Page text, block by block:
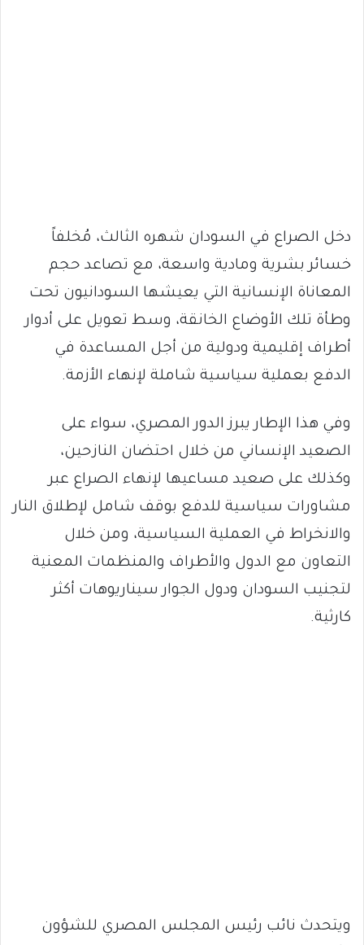
دخل الصراع في السودان شهره الثالث، مُخلفاً
خسائر بشرية ومادية واسعة، مع تصاعد حجم
المعاناة الإنسانية التي يعيشها السودانيون تحت
وطأة تلك الأوضاع الخانقة، وسط تعويل على أدوار
أطراف إقليمية ودولية من أجل المساعدة في
الدفع بعملية سياسية شاملة لإنهاء الأزمة.
وفي هذا الإطار يبرز الدور المصري، سواء على
الصعيد الإنساني من خلال احتضان النازحين،
وكذلك على صعيد مساعيها لإنهاء الصراع عبر
مشاورات سياسية للدفع بوقف شامل لإطلاق النار
والانخراط في العملية السياسية، ومن خلال
التعاون مع الدول والأطراف والمنظمات المعنية
لتجنيب السودان ودول الجوار سيناريوهات أكثر
كارثية.
ويتحدث نائب رئيس المجلس المصري للشؤون